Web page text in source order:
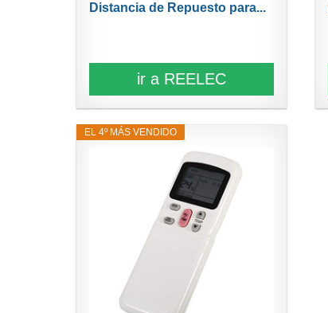
Distancia de Repuesto para...
ir a REELEC
EL 4º MÁS VENDIDO